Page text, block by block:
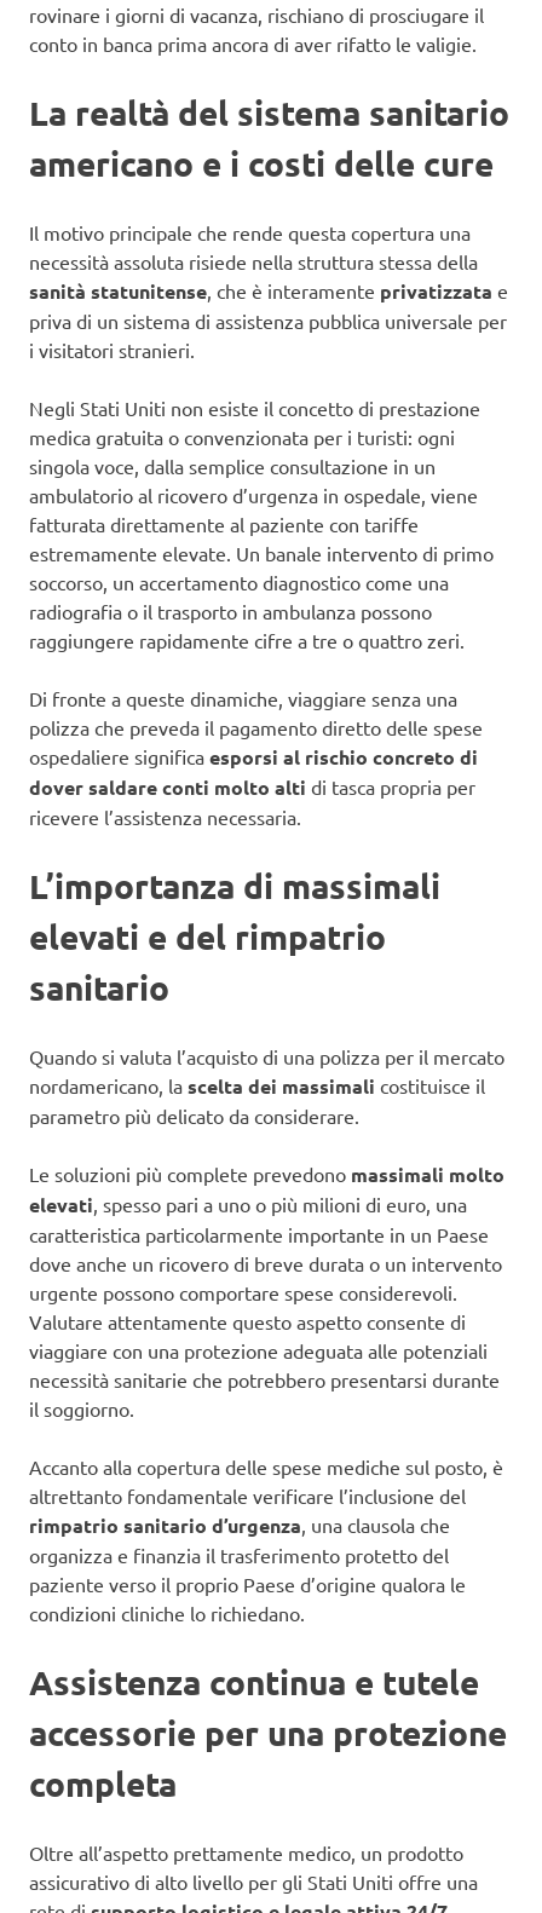
rovinare i giorni di vacanza, rischiano di prosciugare il
conto in banca prima ancora di aver rifatto le valigie.
La realtà del sistema sanitario
americano e i costi delle cure
Il motivo principale che rende questa copertura una
necessità assoluta risiede nella struttura stessa della
sanità statunitense, che è interamente privatizzata e
priva di un sistema di assistenza pubblica universale per
i visitatori stranieri.
Negli Stati Uniti non esiste il concetto di prestazione
medica gratuita o convenzionata per i turisti: ogni
singola voce, dalla semplice consultazione in un
ambulatorio al ricovero d’urgenza in ospedale, viene
fatturata direttamente al paziente con tariffe
estremamente elevate. Un banale intervento di primo
soccorso, un accertamento diagnostico come una
radiografia o il trasporto in ambulanza possono
raggiungere rapidamente cifre a tre o quattro zeri.
Di fronte a queste dinamiche, viaggiare senza una
polizza che preveda il pagamento diretto delle spese
ospedaliere significa esporsi al rischio concreto di
dover saldare conti molto alti di tasca propria per
ricevere l’assistenza necessaria.
L’importanza di massimali
elevati e del rimpatrio
sanitario
Quando si valuta l’acquisto di una polizza per il mercato
nordamericano, la scelta dei massimali costituisce il
parametro più delicato da considerare.
Le soluzioni più complete prevedono massimali molto
elevati, spesso pari a uno o più milioni di euro, una
caratteristica particolarmente importante in un Paese
dove anche un ricovero di breve durata o un intervento
urgente possono comportare spese considerevoli.
Valutare attentamente questo aspetto consente di
viaggiare con una protezione adeguata alle potenziali
necessità sanitarie che potrebbero presentarsi durante
il soggiorno.
Accanto alla copertura delle spese mediche sul posto, è
altrettanto fondamentale verificare l’inclusione del
rimpatrio sanitario d’urgenza, una clausola che
organizza e finanzia il trasferimento protetto del
paziente verso il proprio Paese d’origine qualora le
condizioni cliniche lo richiedano.
Assistenza continua e tutele
accessorie per una protezione
completa
Oltre all’aspetto prettamente medico, un prodotto
assicurativo di alto livello per gli Stati Uniti offre una